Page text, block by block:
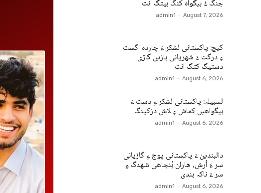
جنگ ءُ بیگواہ کنگ بیتگ اَنت
admin1 - August 7, 2026
کیچ: پاکستانی لشکر ءَ چاردہ اگست
ءِ درگت ءَ شھریانی بازیں گاڑی
دستیگ کتگ انت
admin1 - August 6, 2026
لسبیلہ: پاکستانی لشکر ءِ دست ءَ
بیگواھیں کماش ءِ لاش دزکپتگ
admin1 - August 6, 2026
دالبندین ءَ پاکستانی پوج ءِ گاڑیانی
سر ءَ اُرش، ھاران بُنجاھی شھدگ ءِ
سر ءَ ناکہ بندی
admin1 - August 6, 2026